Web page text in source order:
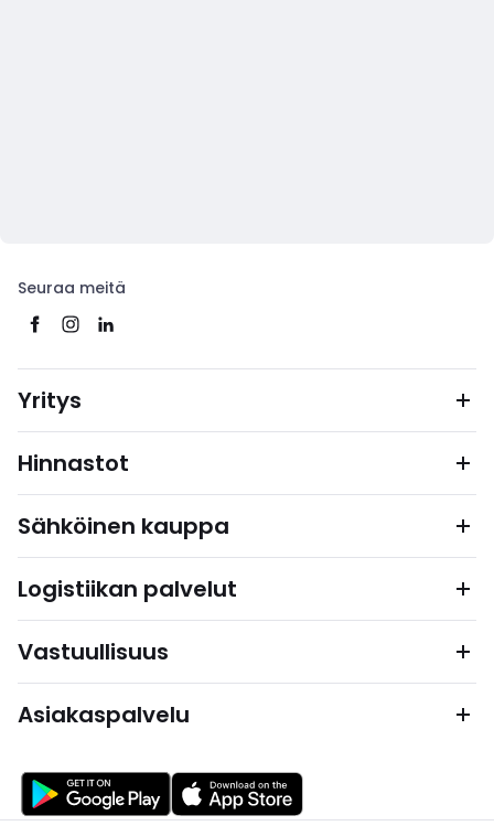
Seuraa meitä
Yritys
Hinnastot
Sähköinen kauppa
Logistiikan palvelut
Vastuullisuus
Asiakaspalvelu